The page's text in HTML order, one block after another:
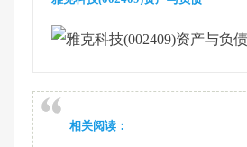
相关阅读：